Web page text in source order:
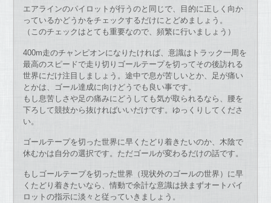
エアラインのパイロットが行うのと同じで、目的に正しく向か
っているかどうかをチェックするだけにとどめましょう。
（このチェックはとても重要なので、頻繁に行いましょう）
400m走のチャンピオンになりたければ、意識はトラック一周を
最高のスピードで走り切りゴールテープを切ってその後訪れる
世界にだけ注目しましょう。途中で息が苦しいとか、足が痛い
とかは、ゴール達成に向けどうでも良い事です。
もし息苦しさや足の痛みにどうしても気が取られるなら、腰を
下ろして競技から抜ければいいだけです。ゆっくりしてくださ
い。
ゴールテープを切った世界に早くたどり着きたいのか、木陰で
休むかは自分の選択です。ただゴールが変わるだけの話です。
もしゴールテープを切った世界（現状外のゴールの世界）に早
くたどり着きたいなら、情動で余計な意識は挟まずオートパイ
ロットの指示に淡々と従っていきましょう。